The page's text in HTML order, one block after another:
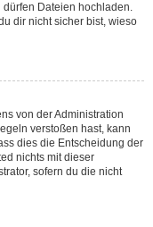
dürfen Dateien hochladen.
dir nicht sicher bist, wieso
von der Administration
verstoßen hast, kann
dies die Entscheidung der
nichts mit dieser
sofern du die nicht